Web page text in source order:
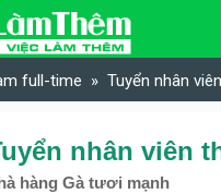
full-time Tuyển nhân
hàng Gà tươi mạnh